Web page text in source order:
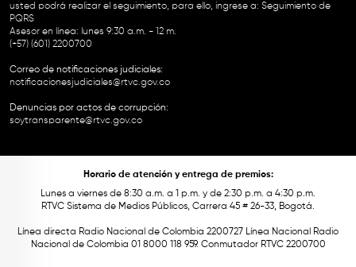
usted podrá realizar el seguimiento, para ello, ingrese a: Seguimiento de
PQRS
Asesor en línea: lunes 9:30 a.m. - 12 m.
(+57) (601) 2200700
Correo de notificaciones judiciales:
notificacionesjudiciales@rtvc.gov.co
Denuncias por actos de corrupción:
soytransparente@rtvc.gov.co
Horario de atención y entrega de premios:
Lunes a viernes de 8:30 a.m. a 1 p.m. y de 2:30 p.m. a 4:30 p.m.
RTVC Sistema de Medios Públicos, Carrera 45 # 26-33, Bogotá.
Línea directa Radio Nacional de Colombia 2200727 Línea Nacional Radio
Nacional de Colombia 01 8000 118 959. Conmutador RTVC 2200700